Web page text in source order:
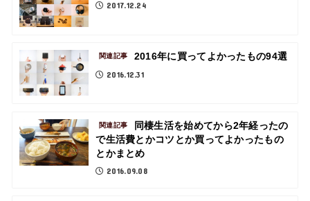
2017.12.24
関連記事 2016年に買ってよかったもの94選
2016.12.31
関連記事
同棲生活を始めてから2年経ったの
で生活費とかコツとか買ってよかったもの
とかまとめ
2016.09.08